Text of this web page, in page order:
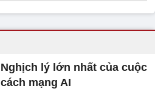
Nghịch lý lớn nhất của cuộc
cách mạng AI